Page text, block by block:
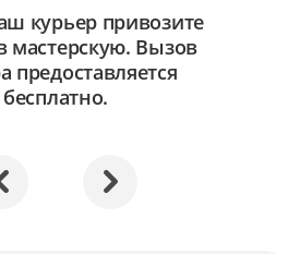
курьер привозите
мастерскую. Вызов
предоставляется
бесплатно.